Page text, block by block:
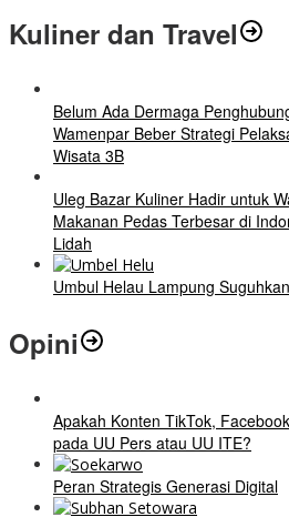
Kuliner dan Travel
Belum Ada Dermaga
Wamenpar Beber Strategi
Wisata 3B
Uleg Bazar Kuliner Hadir untuk
Makanan Pedas Terbesar di
Lidah
Umbul Helau Lampung
Opini
Apakah Konten TikTok,
pada UU Pers atau UU ITE?
Peran Strategis Generasi Digital